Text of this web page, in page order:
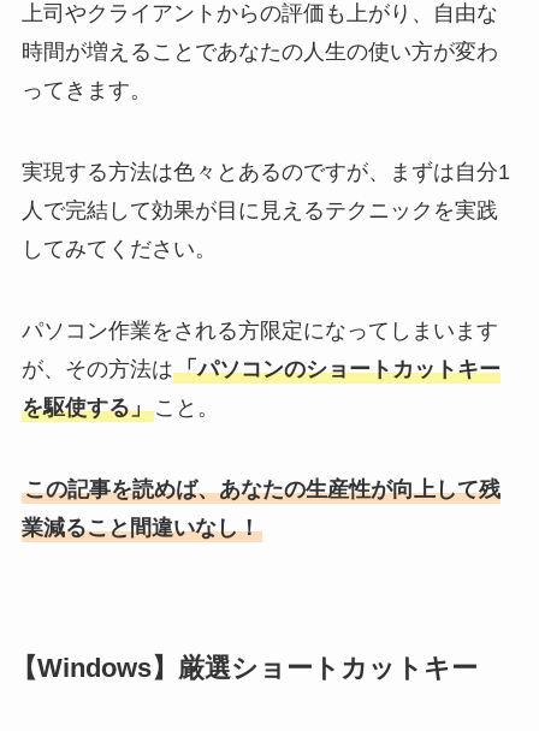
上司やクライアントからの評価も上がり、自由な
時間が増えることであなたの人生の使い方が変わ
ってきます。
実現する方法は色々とあるのですが、まずは自分1
人で完結して効果が目に見えるテクニックを実践
してみてください。
パソコン作業をされる方限定になってしまいます
が、その方法は「パソコンのショートカットキー
を駆使する」こと。
この記事を読めば、あなたの生産性が向上して残
業減ること間違いなし！
【Windows】厳選ショートカットキー